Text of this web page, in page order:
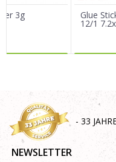
3g Glue
12/1
- 33
NEWSLETTER